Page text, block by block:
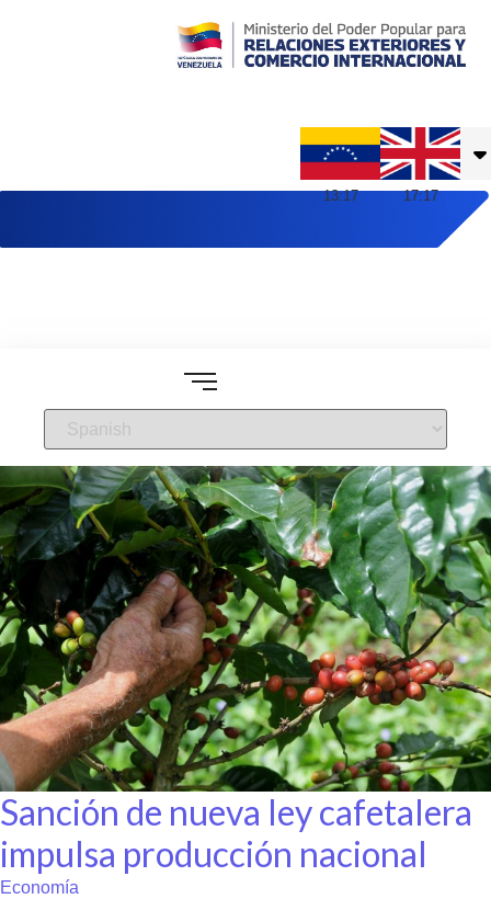
13:17 17:17
Sanción de nueva ley cafetalera
impulsa producción nacional
Economía